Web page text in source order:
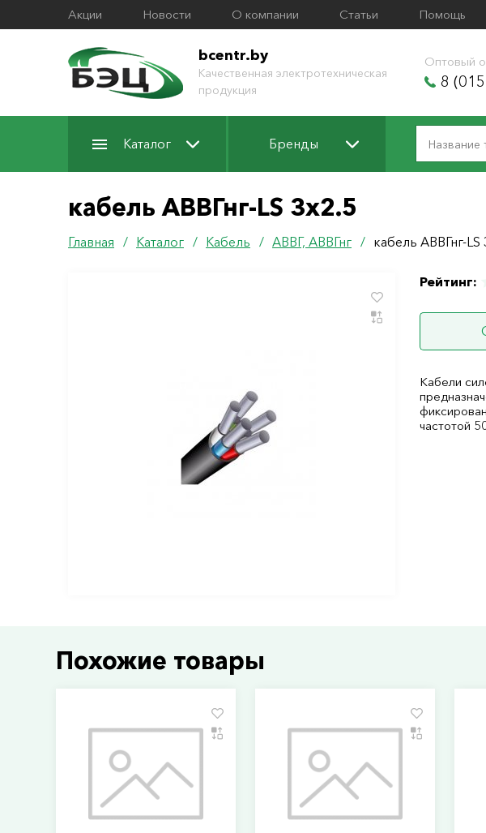
Акции Новости О компании Статьи Помощь
bcentr.by
Качественная электротехническая
продукция
Оптовый
8
Каталог Бренды
кабель АВВГнг-LS 3х2.5
Главная / Каталог / Кабель / АВВГ, АВВГнг / кабель АВВГнг-LS
Рейтинг:
Кабели
частотой
Похожие товары